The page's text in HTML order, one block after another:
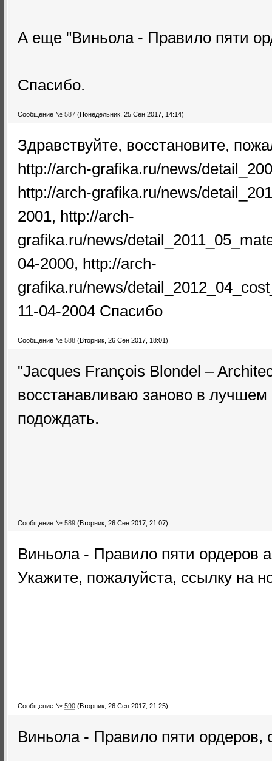
А еще "Виньола - Правило пяти
Спасибо.
Сообщение № 587 (Понедельник, 25 Сен 2017, 14:14)
Здравствуйте, восстановите,
http://arch-grafika.ru/news/
http://arch-grafika.ru/news/
2001, http://arch-
grafika.ru/news/
04-2000, http://arch-
grafika.ru/news/
11-04-2004 Спасибо
Сообщение № 588 (Вторник, 26 Сен 2017, 18:01)
"Jacques François Blondel –
восстанавливаю заново в лучшем
подождать.
Сообщение № 589 (Вторник, 26 Сен 2017, 21:07)
Виньола - Правило пяти ордеров
Укажите, пожалуйста, ссылку на
Сообщение № 590 (Вторник, 26 Сен 2017, 21:25)
Виньола - Правило пяти ордеров,